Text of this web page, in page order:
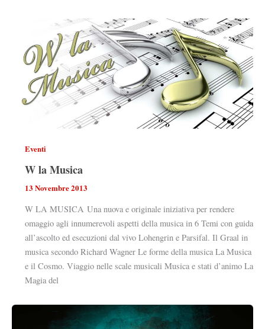
Eventi
W la Musica
13 Novembre 2013
W LA MUSICA Una nuova e originale iniziativa per rendere
omaggio agli innumerevoli aspetti della musica in 6 Temi con guida
all’ascolto ed esecuzioni dal vivo Lohengrin e Parsifal. Il Graal in
musica secondo Richard Wagner Le forme della musica La Musica
e il Cosmo. Viaggio nelle scale musicali Musica e stati d’animo La
Magia del